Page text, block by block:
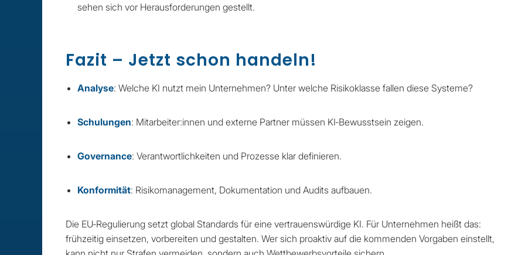
sehen sich vor Herausforderungen gestellt.
Fazit – Jetzt schon handeln!
Analyse: Welche KI nutzt mein Unternehmen? Unter welche Risikoklasse fallen diese Systeme?
Schulungen: Mitarbeiter:innen und externe Partner müssen KI‑Bewusstsein zeigen.
Governance: Verantwortlichkeiten und Prozesse klar definieren.
Konformität: Risikomanagement, Dokumentation und Audits aufbauen.
Die EU‑Regulierung setzt global Standards für eine vertrauenswürdige KI. Für Unternehmen heißt das:
frühzeitig einsetzen, vorbereiten und gestalten. Wer sich proaktiv auf die kommenden Vorgaben einstellt,